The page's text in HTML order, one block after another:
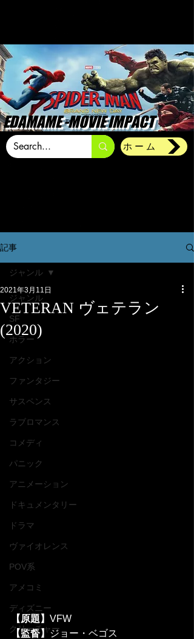
EDAMAME -MOVIE IMPACT
ホーム
記事
ジャンル
SF
ホラー
アクション
ファンタジー
サスペンス
ラブロマンス
コメディ
パニック
アニメーション
ドキュメンタリー
ドラマ
ヴァイオレンス
POV系
アメコミ
ディズニー
クリーチャー
ジャンル
VETERAN ヴェテラン
(2020)
2021年3月11日
【原題】 VFW
【監督】ジョー・ベゴス